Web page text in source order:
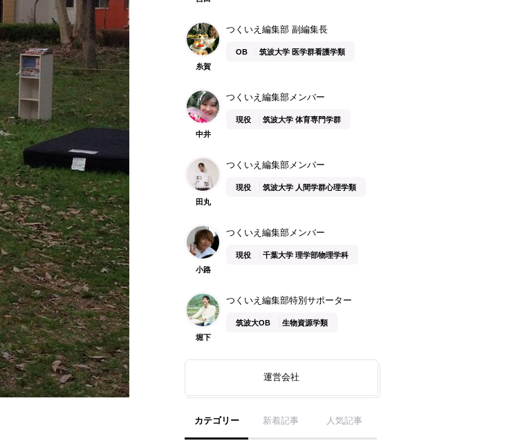
糸賀
つくいえ編集部 副編集長
OB 筑波大学 医学群看護学類
中井
つくいえ編集部メンバー
現役 筑波大学 体育専門学群
田丸
つくいえ編集部メンバー
現役 筑波大学 人間学群心理学類
小路
つくいえ編集部メンバー
現役 千葉大学 理学部物理学科
堀下
つくいえ編集部特別サポーター
筑波大OB 生物資源学類
運営会社
カテゴリー 新着記事 人気記事